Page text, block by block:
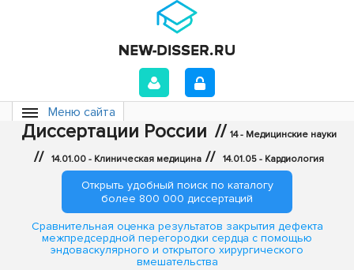
Меню сайта
Диссертации России // 14 - Медицинские науки
// 14.01.00 - Клиническая медицина // 14.01.05 - Кардиология
Открыть удобный поиск по каталогу
более 800 000 диссертаций
Сравнительная оценка результатов закрытия дефекта
межпредсердной перегородки сердца с помощью
эндоваскулярного и открытого хирургического
вмешательства